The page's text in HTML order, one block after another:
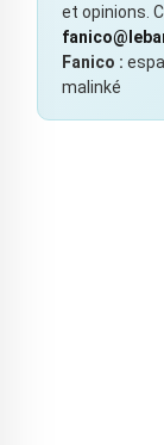
et opinions.
Fanico :
malinké